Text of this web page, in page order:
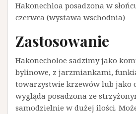
Hakonechloa posadzona w
czerwca (wystawa wschodnia)
Zastosowanie
Hakonecholoe sadzimy jako
bylinowe, z jarzmiankami,
towarzystwie krzewów lub jako
wygląda posadzona ze
samodzielnie w dużej ilości.